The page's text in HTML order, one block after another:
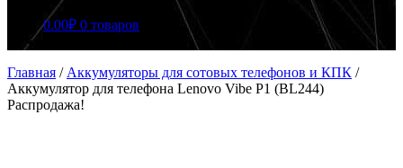
0.00₽ 0 товаров
Главная / Аккумуляторы для сотовых телефонов и КПК /
Аккумулятор для телефона Lenovo Vibe P1 (BL244)
Распродажа!